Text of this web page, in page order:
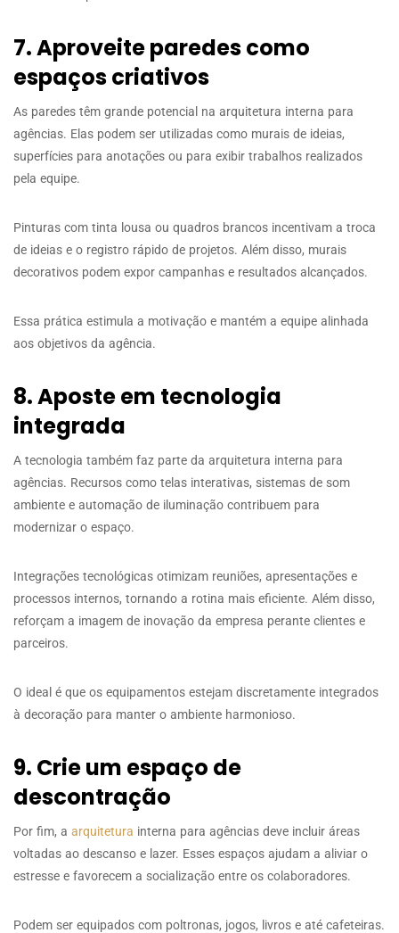
7. Aproveite paredes como
espaços criativos
As paredes têm grande potencial na arquitetura interna para
agências. Elas podem ser utilizadas como murais de ideias,
superfícies para anotações ou para exibir trabalhos realizados
pela equipe.
Pinturas com tinta lousa ou quadros brancos incentivam a troca
de ideias e o registro rápido de projetos. Além disso, murais
decorativos podem expor campanhas e resultados alcançados.
Essa prática estimula a motivação e mantém a equipe alinhada
aos objetivos da agência.
8. Aposte em tecnologia
integrada
A tecnologia também faz parte da arquitetura interna para
agências. Recursos como telas interativas, sistemas de som
ambiente e automação de iluminação contribuem para
modernizar o espaço.
Integrações tecnológicas otimizam reuniões, apresentações e
processos internos, tornando a rotina mais eficiente. Além disso,
reforçam a imagem de inovação da empresa perante clientes e
parceiros.
O ideal é que os equipamentos estejam discretamente integrados
à decoração para manter o ambiente harmonioso.
9. Crie um espaço de
descontração
Por fim, a arquitetura interna para agências deve incluir áreas
voltadas ao descanso e lazer. Esses espaços ajudam a aliviar o
estresse e favorecem a socialização entre os colaboradores.
Podem ser equipados com poltronas, jogos, livros e até cafeteiras.